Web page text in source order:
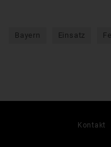
Bayern Einsatz
Kontakt